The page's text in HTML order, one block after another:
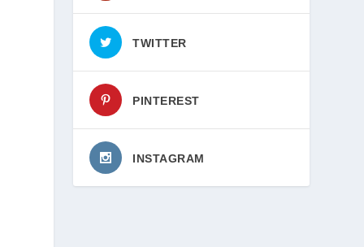
TWITTER
PINTEREST
INSTAGRAM